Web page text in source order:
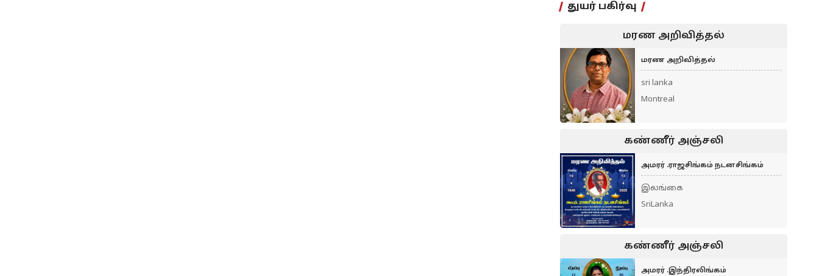
துயர் பகிர்வு
மரண அறிவித்தல்
மரண அறிவித்தல்
sri lanka
Montreal
கண்ணீர் அஞ்சலி
அமரர் .ராஜசிங்கம் நடனசிங்கம்
இலங்கை
SriLanka
கண்ணீர் அஞ்சலி
அமரர் .இந்திரலிங்கம்